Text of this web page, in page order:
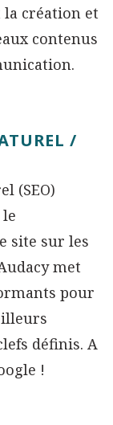
création et
contenus
/
(SEO)
site sur les
met
pour
définis. A
!